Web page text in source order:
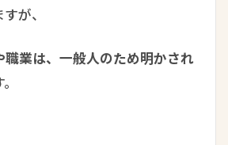
が、
職業は、一般人のため明かされ